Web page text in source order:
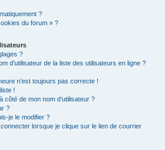
?
du forum » ?
?
d’utilisateur de la liste des utilisateurs en ligne ?
n’est toujours pas correcte !
!
côté de mon nom d’utilisateur ?
?
je le modifier ?
lorsque je clique sur le lien de courrier